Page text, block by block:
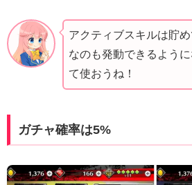
アクティブスキルは貯
なのも発動できるよう
て使おうね！
ガチャ確率は5%